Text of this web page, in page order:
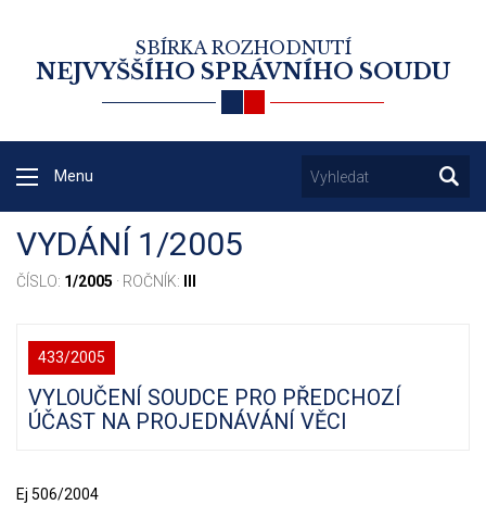
SBÍRKA ROZHODNUTÍ
NEJVYŠŠÍHO SPRÁVNÍHO SOUDU
Menu
VYDÁNÍ 1/2005
ČÍSLO: 1/2005 · ROČNÍK:
433/2005
VYLOUČENÍ SOUDCE PRO PŘEDCHOZÍ
ÚČAST NA PROJEDNÁVÁNÍ VĚCI
Ej 506/2004